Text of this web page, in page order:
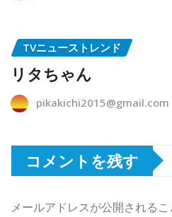
TVニューストレンド
リタちゃん
pikakichi2015@gmail.com
コメントを残す
メールアドレスが公開されるこ